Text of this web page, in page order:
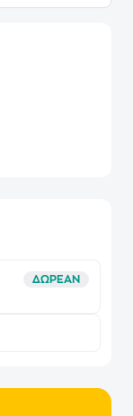
ΔΩΡΕΑΝ